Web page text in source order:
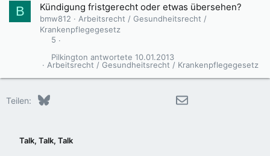
B Kündigung fristgerecht oder etwas übersehen?
bmw812
Arbeitsrecht / Gesundheitsrecht /
Krankenpflegegesetz
5
Arbeitsrecht / Gesundheitsrecht / Krankenpflegegesetz
10.01.2013
Pilkington
Teilen: Bluesky WhatsApp
E-Mail
Talk, Talk, Talk